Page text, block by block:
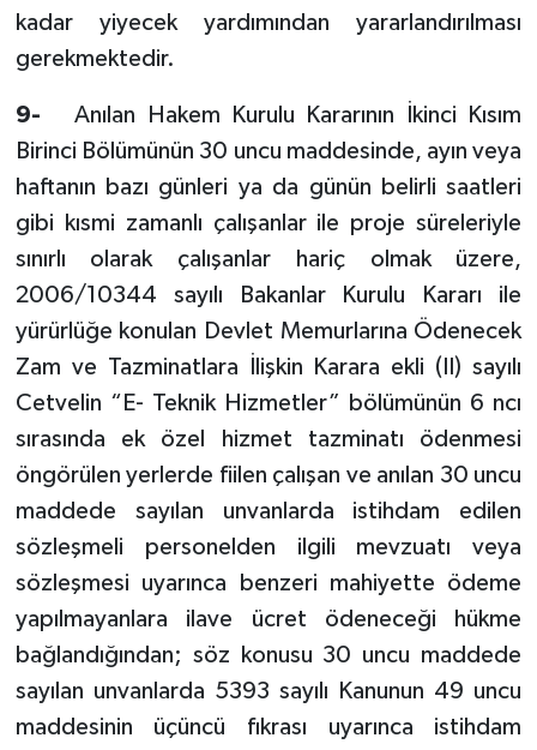
kadar yiyecek yardımından yararlandırılması
gerekmektedir.
9-Anılan Hakem Kurulu Kararının İkinci Kısım
Birinci Bölümünün 30 uncu maddesinde, ayın veya
haftanın bazı günleri ya da günün belirli saatleri
gibi kısmi zamanlı çalışanlar ile proje süreleriyle
sınırlı olarak çalışanlar hariç olmak üzere,
2006/10344 sayılı Bakanlar Kurulu Kararı ile
yürürlüğe konulan Devlet Memurlarına Ödenecek
Zam ve Tazminatlara İlişkin Karara ekli (II) sayılı
Cetvelin “E- Teknik Hizmetler” bölümünün 6 ncı
sırasında ek özel hizmet tazminatı ödenmesi
öngörülen yerlerde fiilen çalışan ve anılan 30 uncu
maddede sayılan unvanlarda istihdam edilen
sözleşmeli personelden ilgili mevzuatı veya
sözleşmesi uyarınca benzeri mahiyette ödeme
yapılmayanlara ilave ücret ödeneceği hükme
bağlandığından; söz konusu 30 uncu maddede
sayılan unvanlarda 5393 sayılı Kanunun 49 uncu
maddesinin üçüncü fıkrası uyarınca istihdam